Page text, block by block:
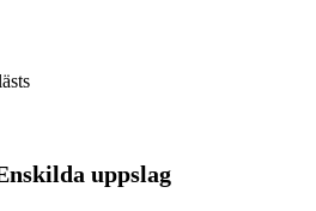
uppslag